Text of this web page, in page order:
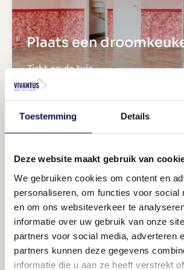
Toestemming Details
Deze website maakt gebruik van
We gebruiken cookies om content en
personaliseren, om functies voor social
en om ons websiteverkeer te
informatie over uw gebruik van onze
partners voor social media, adverteren
partners kunnen deze gegevens
informatie die u aan ze heeft verstrekt
Plaats een
Zicht op de tuin
Voorzien van airco's